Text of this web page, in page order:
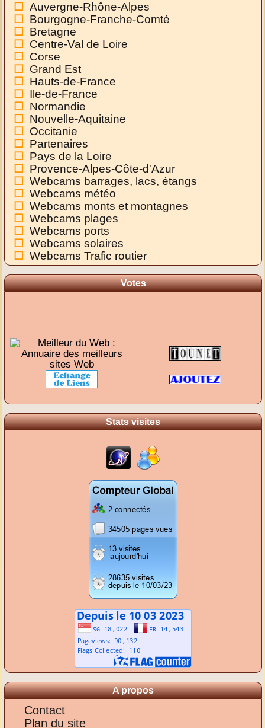
Auvergne-Rhône-Alpes
Bourgogne-Franche-Comté
Bretagne
Centre-Val de Loire
Corse
Grand Est
Hauts-de-France
Ile-de-France
Normandie
Nouvelle-Aquitaine
Occitanie
Partenaires
Pays de la Loire
Provence-Alpes-Côte-d'Azur
Webcams barrages, lacs, étangs
Webcams météo
Webcams monts et montagnes
Webcams plages
Webcams ports
Webcams solaires
Webcams Trafic routier
Votes
Stats visites
A propos
Contact
Plan du site